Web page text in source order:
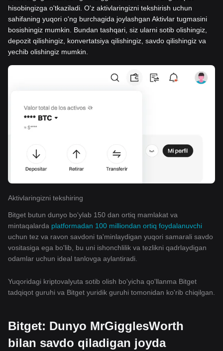
hisobingizga o'tkaziladi. O'z aktivlaringizni tekshirish uchun
sahifaning yuqori o'ng burchagida joylashgan Aktivlar tugmasini
bosishingiz mumkin. Bundan tashqari, siz ularni sotib olishingiz,
depozit qilishingiz, konvertatsiya qilishingiz, savdo qilishingiz va
yechib olishingiz mumkin.
Aktivlaringizni tekshiring
Bitget butun dunyo bo'ylab 150 dan ortiq mamlakat va
mintaqalarda platformadan 100 milliondan ortiq foydalanuvchi
uchun tez va ravon savdoni ta'minlaydigan yuqori samarali savdo
vositasiga ega bo'lib, bu uni ishonchlilik va tezlikni qadrlaydigan
odamlar uchun ideal tanlovga aylantiradi.
Yuqoridagi kriptovalyuta sotib olish bo'yicha qo'llanma Bitget
tadqiqot guruhi va Bitget yuridik guruhi tomonidan ko'rib chiqilgan.
Bitget: Dunyo MrGigglesWorth
bilan savdo qiladigan joyda